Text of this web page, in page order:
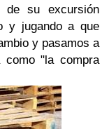
de su excursión
y jugando a que
y pasamos a
como "la compra